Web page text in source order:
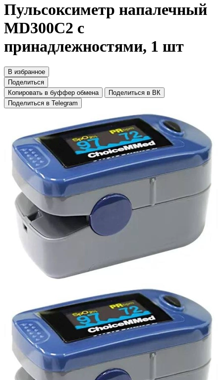
Пульсоксиметр напалечный
MD300С2 с
принадлежностями, 1 шт
В избранное
Поделиться
Копировать в буффер обмена
Поделиться в ВК
Поделиться в Telegram